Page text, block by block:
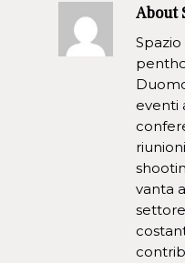
About
eventi
vanta